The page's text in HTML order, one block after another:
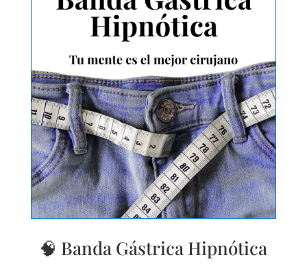
🧠 Banda Gástrica Hipnótica